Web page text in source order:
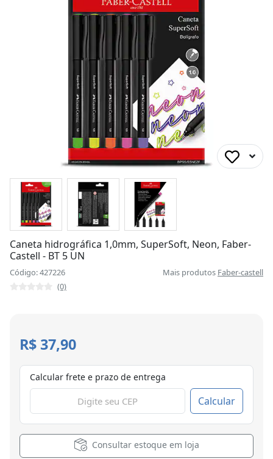
Caneta hidrográfica 1,0mm, SuperSoft, Neon, Faber-
Castell - BT 5 UN
Código: 427226 Mais produtos Faber-castell
(0)
R$ 37,90
Calcular frete e prazo de entrega
Calcular
Consultar estoque em loja